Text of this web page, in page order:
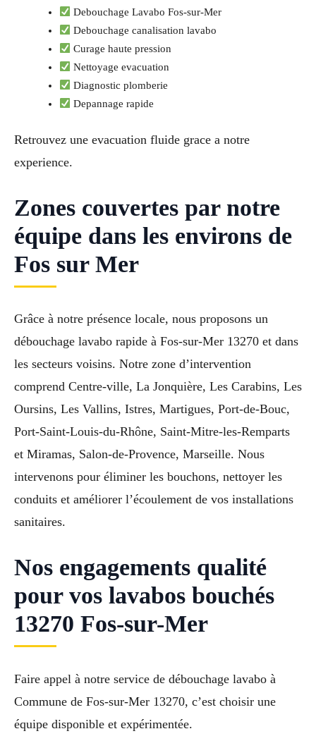
Debouchage Lavabo Fos-sur-Mer
Debouchage canalisation lavabo
Curage haute pression
Nettoyage evacuation
Diagnostic plomberie
Depannage rapide
Retrouvez une evacuation fluide grace a notre
experience.
Zones couvertes par notre
équipe dans les environs de
Fos sur Mer
Grâce à notre présence locale, nous proposons un
débouchage lavabo rapide à Fos-sur-Mer 13270 et dans
les secteurs voisins. Notre zone d’intervention
comprend Centre-ville, La Jonquière, Les Carabins, Les
Oursins, Les Vallins, Istres, Martigues, Port-de-Bouc,
Port-Saint-Louis-du-Rhône, Saint-Mitre-les-Remparts
et Miramas, Salon-de-Provence, Marseille. Nous
intervenons pour éliminer les bouchons, nettoyer les
conduits et améliorer l’écoulement de vos installations
sanitaires.
Nos engagements qualité
pour vos lavabos bouchés
13270 Fos-sur-Mer
Faire appel à notre service de débouchage lavabo à
Commune de Fos-sur-Mer 13270, c’est choisir une
équipe disponible et expérimentée.